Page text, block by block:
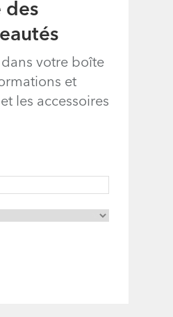
des
votre boîte
et
les accessoires